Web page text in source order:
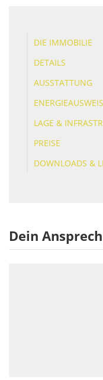
DIE IMMOBILIE
DETAILS
AUSSTATTUNG
ENERGIEAUSWEIS
LAGE &
PREISE
DOWNLOADS &
Dein